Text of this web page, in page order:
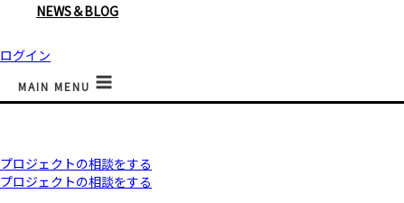
NEWS＆BLOG
ログイン
MAIN MENU
プロジェクトの相談をする
プロジェクトの相談をする